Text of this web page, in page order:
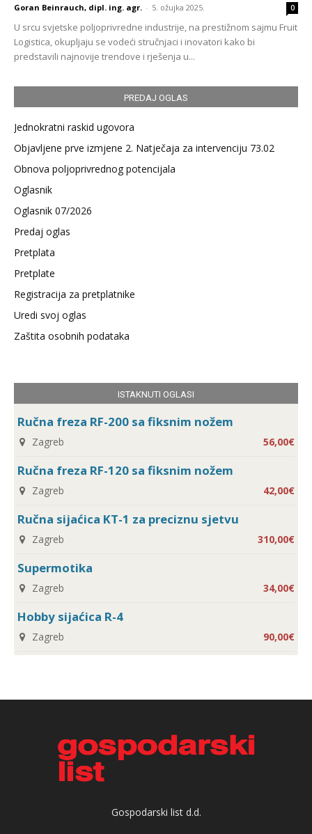
Goran Beinrauch, dipl. ing. agr. - 5. ožujka 2025. 0
U srcu svjetske poljoprivredne industrije, na prestižnom sajmu Fruit
Logistica, okupljaju se vodeći stručnjaci i inovatori kako bi
predstavili najnovije trendove i rješenja u...
PREDAJ OGLAS
Jednokratni raskid ugovora
Objavljene prve izmjene 2. Natječaja za intervenciju 73.02
Obnova poljoprivrednog potencijala
Oglasnik
Oglasnik 07/2026
Predaj oglas
Pretplata
Pretplate
Registracija za pretplatnike
Uredi svoj oglas
Zaštita osobnih podataka
ISTAKNUTI OGLASI
Ručna freza RF-200 sa fiksnim nožem
Zagreb 56,00€
Ručna freza RF-120 sa fiksnim nožem
Zagreb 42,00€
Ručna sijaćica KT-1 za preciznu sjetvu
Zagreb 310,00€
Supermotika
Zagreb 34,00€
Hobby sijaćica R-4
Zagreb 90,00€
Gospodarski list d.d.